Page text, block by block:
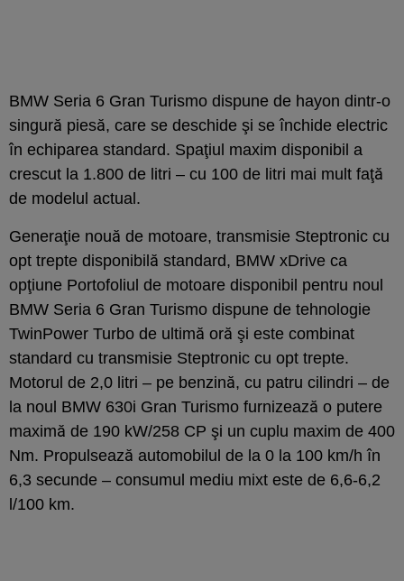
BMW Seria 6 Gran Turismo dispune de hayon dintr-o
singură piesă, care se deschide şi se închide electric
în echiparea standard. Spaţiul maxim disponibil a
crescut la 1.800 de litri – cu 100 de litri mai mult faţă
de modelul actual.
Generaţie nouă de motoare, transmisie Steptronic cu
opt trepte disponibilă standard, BMW xDrive ca
opţiune Portofoliul de motoare disponibil pentru noul
BMW Seria 6 Gran Turismo dispune de tehnologie
TwinPower Turbo de ultimă oră şi este combinat
standard cu transmisie Steptronic cu opt trepte.
Motorul de 2,0 litri – pe benzină, cu patru cilindri – de
la noul BMW 630i Gran Turismo furnizează o putere
maximă de 190 kW/258 CP şi un cuplu maxim de 400
Nm. Propulsează automobilul de la 0 la 100 km/h în
6,3 secunde – consumul mediu mixt este de 6,6-6,2
l/100 km.